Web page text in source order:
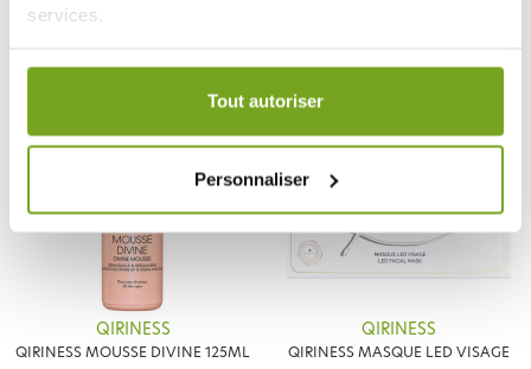
services.
Votre choix de consentement est conservé pendant une
Tout autoriser
Personnaliser
ДОБАВИТЬ В КОРЗИНУ
-10%
QIRINESS
QIRINESS MOUSSE DIVINE 125ML
QIRINESS
QIRINESS MASQUE LED VISAGE